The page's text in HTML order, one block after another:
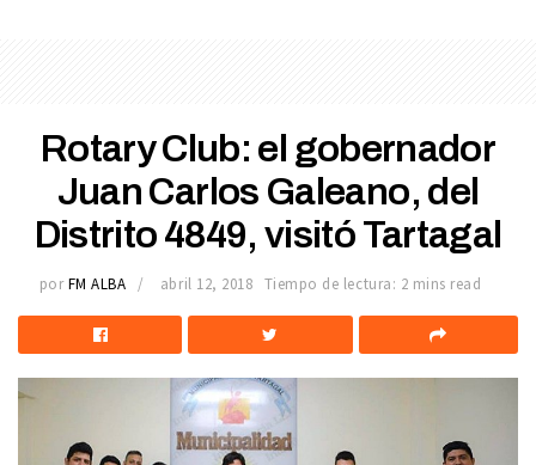
Rotary Club: el gobernador
Juan Carlos Galeano, del
Distrito 4849, visitó Tartagal
por FM ALBA abril 12, 2018 Tiempo de lectura: 2 mins read